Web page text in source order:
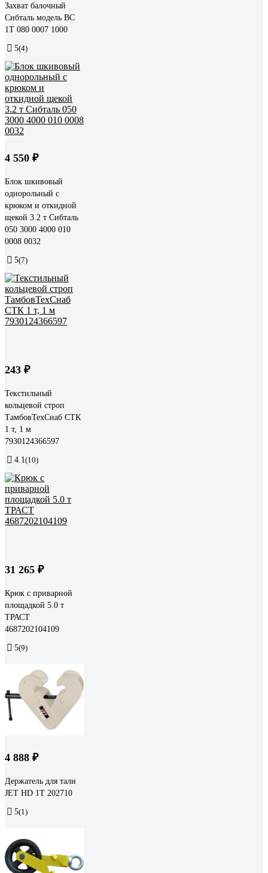
Захват балочный
Сибталь модель BC
1Т 080 0007 1000
5(4)
4 550 ₽
Блок шкивовый
однорольный с
крюком и откидной
щекой 3.2 т Сибталь
050 3000 4000 010
0008 0032
5(7)
243 ₽
Текстильный
кольцевой строп
ТамбовТехСнаб СТК
1 т, 1 м
7930124366597
4.1 (10)
31 265 ₽
Крюк с приварной
площадкой 5.0 т
ТРАСТ
4687202104109
5(9)
4 888 ₽
Держатель для тали
JET HD 1T 202710
5(1)